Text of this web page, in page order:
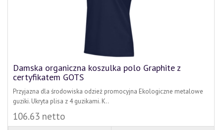
Damska organiczna koszulka polo Graphite z
certyfikatem GOTS
Przyjazna dla środowiska odzież promocyjna Ekologiczne metalowe
guziki. Ukryta plisa z 4 guzikami. K..
106.63 netto